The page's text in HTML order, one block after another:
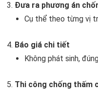
Đưa ra phương án
Cụ thể theo từng vị
Báo giá chi tiết
Không phát sinh,
Thi công chống thấm